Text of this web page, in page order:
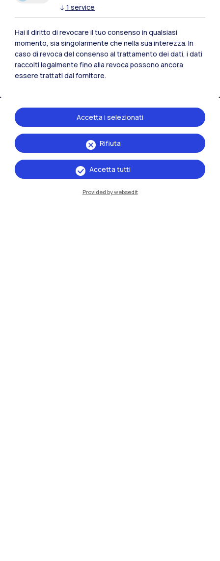
Polimi Community
Tutti i siti dell’ecosistema
↓ 1 service
Hai il diritto di revocare il tuo consenso in qualsiasi
momento, sia singolarmente che nella sua interezza. In
caso di revoca del consenso al trattamento dei dati, i dati
raccolti legalmente fino alla revoca possono ancora
essere trattati dal fornitore.
Rifiuta
Accetta i selezionati
Accetta tutti
Provided by websedit